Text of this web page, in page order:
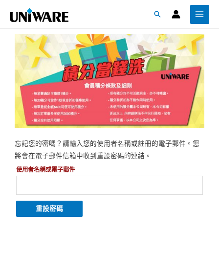
搜
Main
Menu
忘記您的密嗎？請輸入您的使用者名稱或註冊的電子郵件。您
將會在電子郵件信箱中收到重設密碼的連結。
使用者名稱或電子郵件
重設密碼